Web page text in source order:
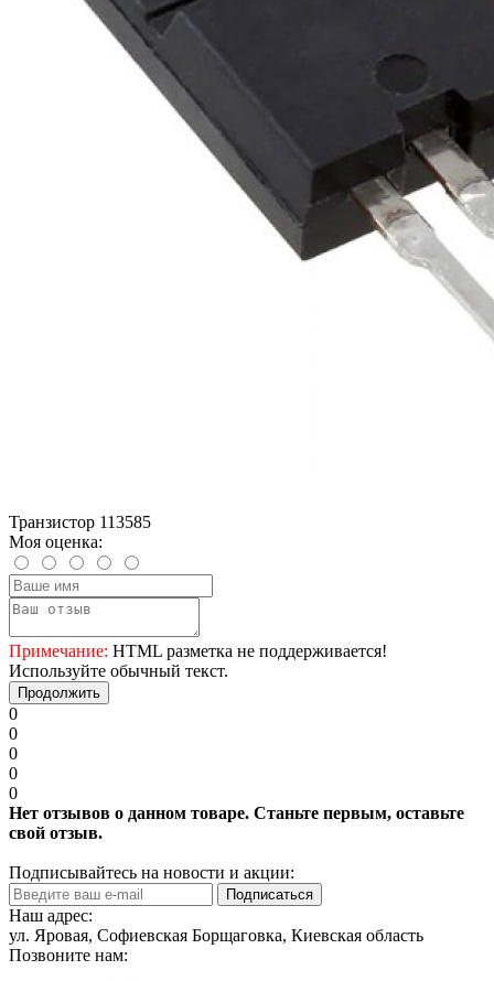
Транзистор 113585
Моя оценка:
Примечание: HTML разметка не поддерживается!
Используйте обычный текст.
Продолжить
0
0
0
0
0
Нет отзывов о данном товаре. Станьте первым, оставьте
свой отзыв.
Подписывайтесь на новости и акции:
Подписаться
Наш адрес:
ул. Яровая, Софиевская Борщаговка, Киевская область
Позвоните нам: